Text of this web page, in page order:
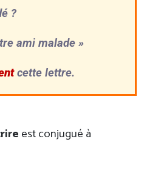
?
ami malade »
cette lettre.
est conjugué à